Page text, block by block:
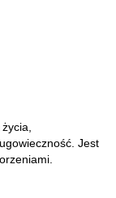
Jest